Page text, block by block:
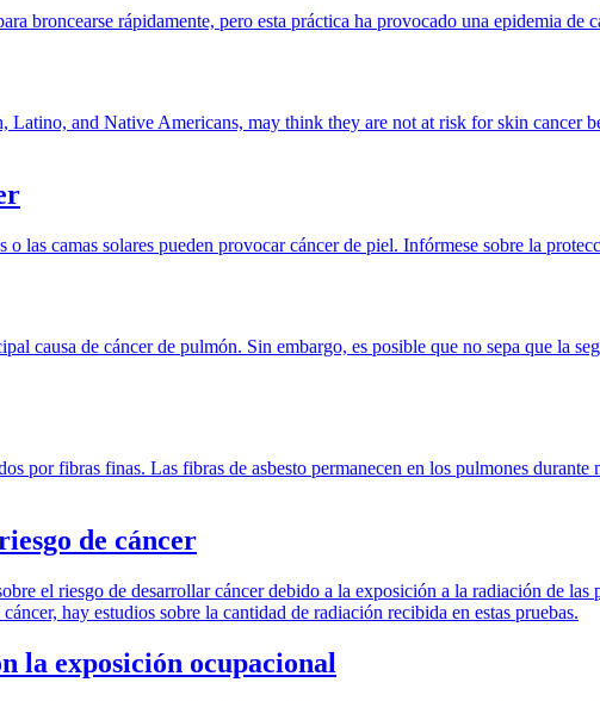
broncearse rápidamente, pero esta práctica ha provocado una epidemia de
and Native Americans, may think they are not at risk for skin cancer
las camas solares pueden provocar cáncer de piel. Infórmese sobre la
causa de cáncer de pulmón. Sin embargo, es posible que no sepa que la
por fibras finas. Las fibras de asbesto permanecen en los pulmones
de cáncer
el riesgo de desarrollar cáncer debido a la exposición a la radiación de
hay estudios sobre la cantidad de radiación recibida en estas pruebas.
la exposición ocupacional